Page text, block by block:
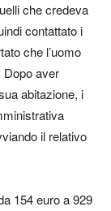
che credeva
contattato i
che l’uomo
Dopo aver
abitazione, i
il relativo
154 euro a 929